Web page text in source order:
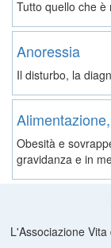
Tutto quello che
Anoressia
Il disturbo, la
Obesità e
gravidanza e in
L'Associazione